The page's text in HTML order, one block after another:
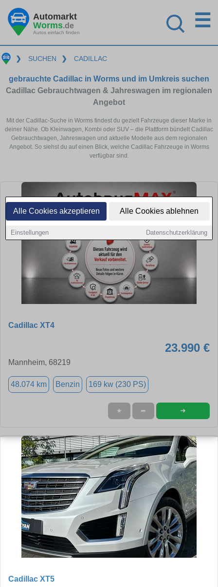
Alle Cookies akzeptieren Alle Cookies ablehnen
Einstellungen Datenschutzerklärung
Automarkt
Worms.de
Autos einfach finden
☰
❯ SUCHEN ❯ CADILLAC
gebrauchte Cadillac in Worms und im Umkreis suchen
Cadillac Gebrauchtwagen & Jahreswagen im regionalen
Angebot
Mit der Cadillac-Suche in Worms findest du gezielt Fahrzeuge dieser Marke in
deiner Nähe. Ob Kleinwagen, Kombi oder SUV – die Plattform bündelt Cadillac
Gebrauchtwagen, Jahreswagen und aktuelle Modelle aus dem regionalen
Angebot. So siehst du auf einen Blick, welche Cadillac Fahrzeuge in Worms
verfügbar sind.
Cadillac XT4
23.990 €
Mannheim, 68219
48.074 km Benzin 169 kw (230 PS)
★ ➦ ➜
Cadillac XT5